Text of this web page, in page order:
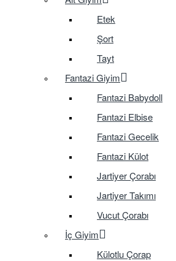
Etek
Şort
Tayt
Fantazi Giyim
Fantazi Babydoll
Fantazi Elbise
Fantazi Gecelik
Fantazi Külot
Jartiyer Çorabı
Jartiyer Takımı
Vucut Çorabı
İç Giyim
Külotlu Çorap